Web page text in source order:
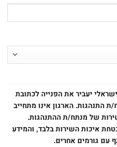
יעביר את הפנייה לכתובת
התנהגות. הארגון אינו מתחייב
של מנתח/ת ההתנהגות.
איכות השירות בלבד, והמידע
עם גורמים אחרים.